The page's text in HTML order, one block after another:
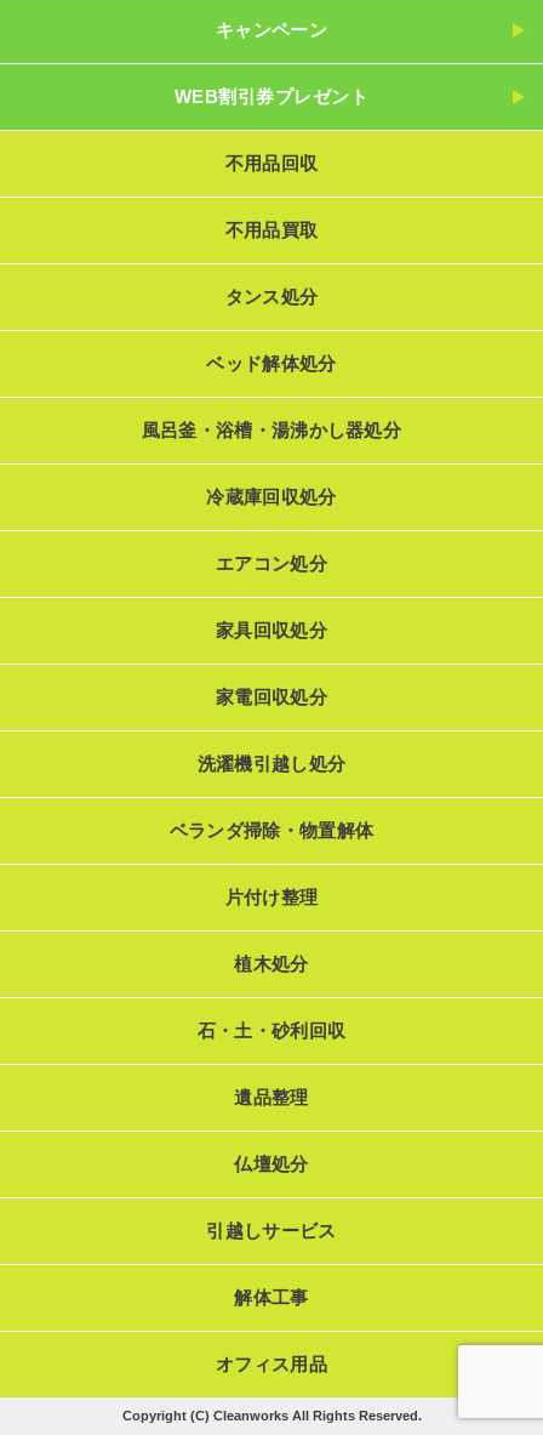
キャンペーン
WEB割引券プレゼント
不用品回収
不用品買取
タンス処分
ベッド解体処分
風呂釜・浴槽・湯沸かし器処分
冷蔵庫回収処分
エアコン処分
家具回収処分
家電回収処分
洗濯機引越し処分
ベランダ掃除・物置解体
片付け整理
植木処分
石・土・砂利回収
遺品整理
仏壇処分
引越しサービス
解体工事
オフィス用品
Copyright (C) Cleanworks All Rights Reserved.